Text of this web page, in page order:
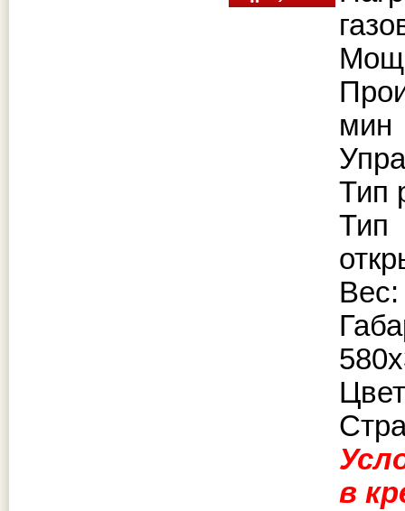
Тип
Вес:
в